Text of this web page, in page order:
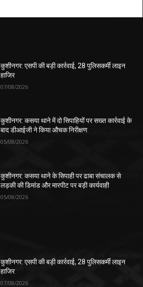
कुशीनगर: एसपी की बड़ी कार्रवाई, 28 पुलिसकर्मी लाइन
हाजिर
07/08/2026
कुशीनगर: कसया थाने में दो सिपाहियों पर सख्त कार्रवाई के
बाद डीआईजी ने किया औचक निरीक्षण
05/08/2026
कुशीनगर: कसया थाने के सिपाही पर ढाबा संचालक से
लड़की की डिमांड और मारपीट पर बड़ी कार्यवाही
05/08/2026
कुशीनगर: एसपी की बड़ी कार्रवाई, 28 पुलिसकर्मी लाइन
हाजिर
07/08/2026